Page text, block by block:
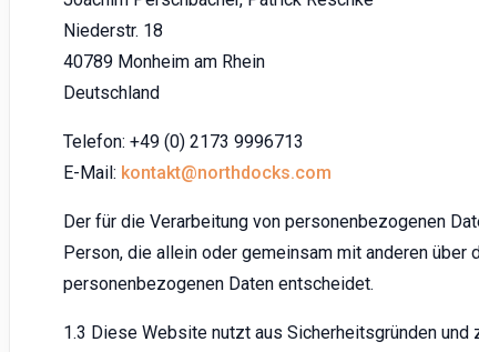
Niederstr. 18
40789 Monheim am Rhein
Deutschland
Telefon: +49 (0) 2173 9996713
E-Mail: kontakt@northdocks.com
Der für die Verarbeitung von personenbezogenen
Person, die allein oder gemeinsam mit anderen
personenbezogenen Daten entscheidet.
1.3 Diese Website nutzt aus Sicherheitsgründen